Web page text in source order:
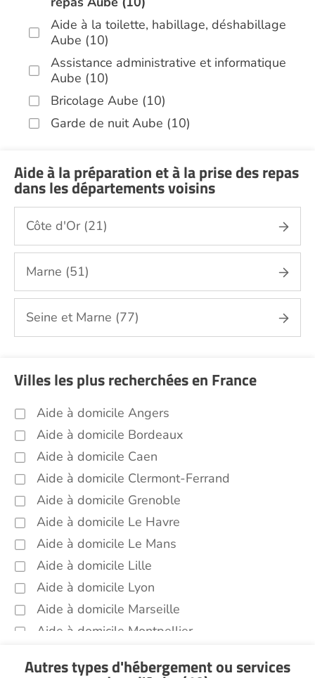
Aide à la toilette, habillage, déshabillage
Aube (10)
Assistance administrative et informatique
Aube (10)
Bricolage Aube (10)
Garde de nuit Aube (10)
Aide aux courses Aube (10)
Entretien du cadre de vie, ménage,
repassage, gestion du linge Aube (10)
Portage de repas Aube (10)
Sorties (promenades, rendez-vous
médicaux...) Aube (10)
Autres aides à domicile Aube (10)
Voir toutes les aides à domicile dans l'Aube (10)
Aide à la préparation et à la prise des repas
dans les départements voisins
Côte d'Or (21)
Marne (51)
Seine et Marne (77)
Villes les plus recherchées en France
Aide à domicile Angers
Aide à domicile Bordeaux
Aide à domicile Caen
Aide à domicile Clermont-Ferrand
Aide à domicile Grenoble
Aide à domicile Le Havre
Aide à domicile Le Mans
Aide à domicile Lille
Aide à domicile Lyon
Aide à domicile Marseille
Aide à domicile Montpellier
Aide à domicile Nice
Autres types d'hébergement ou services